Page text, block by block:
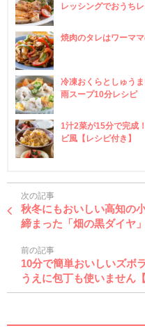
レッシングでおうち
焼肉のタレはワーマ
冷凍おくらとしゅう
雨スープ10分レシピ
1汁2菜が15分で完成
ビ風【レシピ付き】
次の記事
秋冬にもおいしい高知の
締まった「畑の黒ダイヤ」
前の記事
10分で簡単おいしいズボ
うえに包丁も使いません